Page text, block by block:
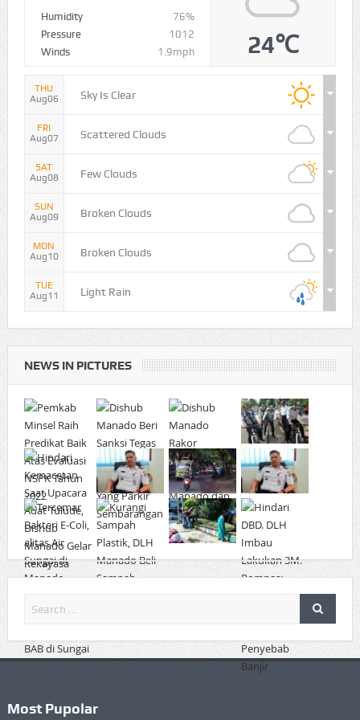
Humidity
76%
Pressure
1012
Winds
1.9mph 24℃
THU
Aug06
Sky Is Clear
FRI
Aug07
Scattered Clouds
SAT
Aug08
Few Clouds
SUN
Aug09
Broken Clouds
MON
Aug10
Broken Clouds
TUE
Aug11
Light Rain
NEWS IN PICTURES
Most Pupolar